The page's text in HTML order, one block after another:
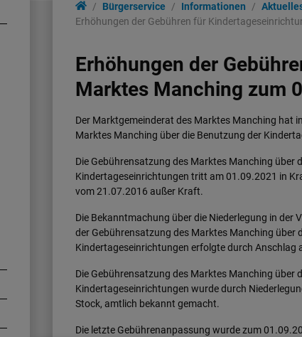
Bürgerservice Informationen
Erhöhungen der Gebühren für
Erhöhungen der
Marktes Manching zum
Der Marktgemeinderat des Marktes Manching hat
Marktes Manching über die Benutzung der
Die Gebührensatzung des Marktes Manching über
Kindertageseinrichtungen tritt am 01.09.2021 in
vom 21.07.2016 außer Kraft.
Die Bekanntmachung über die Niederlegung in der
der Gebührensatzung des Marktes Manching über
Kindertageseinrichtungen erfolgte durch Anschlag
Die Gebührensatzung des Marktes Manching über
Kindertageseinrichtungen wurde durch
Stock, amtlich bekannt gemacht.
Die letzte Gebührenanpassung wurde zum